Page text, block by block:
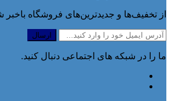
از تخفیف‌ها و جدیدترین‌های فروشگاه باخبر
ما را در شبکه های اجتماعی دنبال کنید.